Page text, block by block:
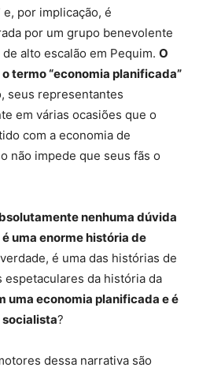
por implicação, é
por um grupo benevolente
alto escalão em Pequim. O
termo “economia planificada”
seus representantes
em várias ocasiões que o
com a economia de
não impede que seus fãs o
nenhuma dúvida
uma enorme história de
é uma das histórias de
espetaculares da história da
uma economia planificada e é
socialista?
dessa narrativa são